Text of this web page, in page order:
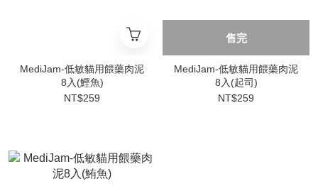
MediJam-低敏貓用餵藥肉泥
8入(鰹魚)
NT$259
售完
MediJam-低敏貓用餵藥肉泥
8入(起司)
NT$259